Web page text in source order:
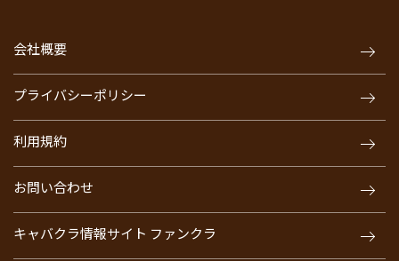
会社概要
プライバシーポリシー
利用規約
お問い合わせ
キャバクラ情報サイト ファンクラ